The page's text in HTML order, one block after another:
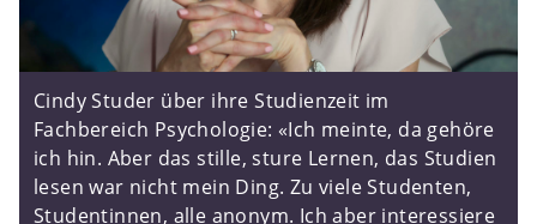
Cindy Studer über ihre Studienzeit im
Fachbereich Psychologie: «Ich meinte, da gehöre
ich hin. Aber das stille, sture Lernen, das Studien
lesen war nicht mein Ding. Zu viele Studenten,
Studentinnen, alle anonym. Ich aber interessiere